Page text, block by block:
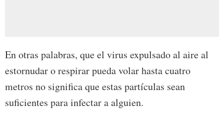
En otras palabras, que el virus expulsado al aire al
estornudar o respirar pueda volar hasta cuatro
metros no significa que estas partículas sean
suficientes para infectar a alguien.